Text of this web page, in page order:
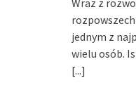
jednym z
wielu osób.
[...]